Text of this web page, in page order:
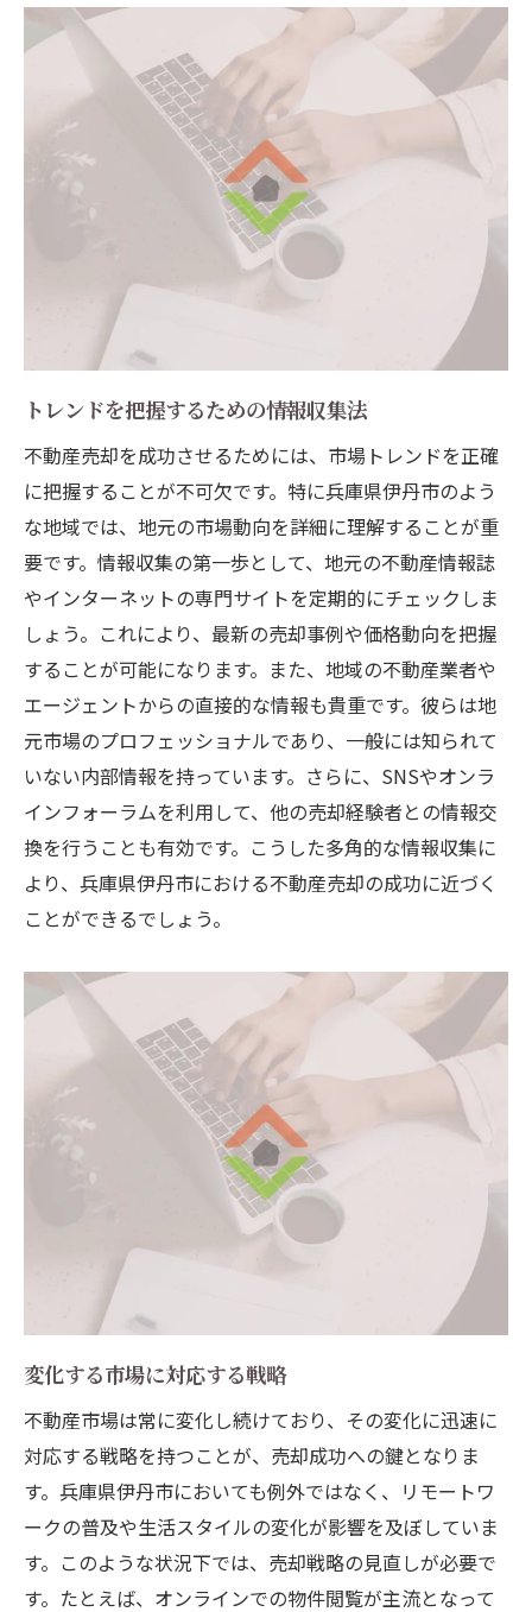
トレンドを把握するための情報収集法
不動産売却を成功させるためには、市場トレンドを正確
に把握することが不可欠です。特に兵庫県伊丹市のよう
な地域では、地元の市場動向を詳細に理解することが重
要です。情報収集の第一歩として、地元の不動産情報誌
やインターネットの専門サイトを定期的にチェックしま
しょう。これにより、最新の売却事例や価格動向を把握
することが可能になります。また、地域の不動産業者や
エージェントからの直接的な情報も貴重です。彼らは地
元市場のプロフェッショナルであり、一般には知られて
いない内部情報を持っています。さらに、SNSやオンラ
インフォーラムを利用して、他の売却経験者との情報交
換を行うことも有効です。こうした多角的な情報収集に
より、兵庫県伊丹市における不動産売却の成功に近づく
ことができるでしょう。
変化する市場に対応する戦略
不動産市場は常に変化し続けており、その変化に迅速に
対応する戦略を持つことが、売却成功への鍵となりま
す。兵庫県伊丹市においても例外ではなく、リモートワ
ークの普及や生活スタイルの変化が影響を及ぼしていま
す。このような状況下では、売却戦略の見直しが必要で
す。たとえば、オンラインでの物件閲覧が主流となって